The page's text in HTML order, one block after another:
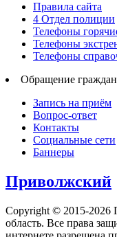
Правила сайта
4 Отдел полиции
Телефоны
Телефоны
Телефоны
Обращение граждан
Запись на приём
Вопрос-ответ
Контакты
Социальные сети
Баннеры
Приволжский
Copyright © 2015-2026
область. Все права